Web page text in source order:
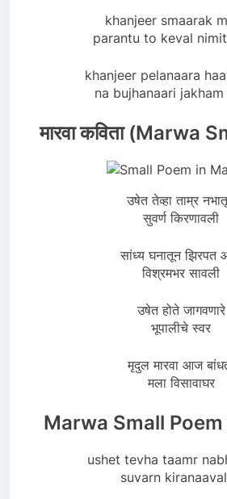
khanjeer smaarak
parantu to keval
khanjeer pelanaara
na bujhanaari
मारवा कविता (Marwa
उषेत तेव्हा ताम्र
सुवर्ण किरणावली
सांध्य घनातून झिरपत
विश्रमभर सावली
उषेत होते जागवणारे
भूपालीचे स्वर
मृदुल मारवा आज
मला विसावाघर
Marwa Small
ushet tevha taamr
suvarn